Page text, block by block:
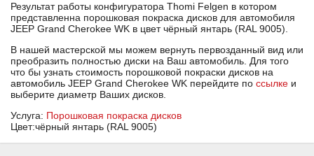
Результат работы конфигуратора Thomi Felgen в котором
представленна порошковая покраска дисков для автомобиля
JEEP Grand Cherokee WK в цвет чёрный янтарь (RAL 9005).
В нашей мастерской мы можем вернуть первозданный вид или
преобразить полностью диски на Ваш автомобиль. Для того
что бы узнать стоимость порошковой покраски дисков на
автомобиль JEEP Grand Cherokee WK перейдите по ссылке и
выберите диаметр Ваших дисков.
Услуга: Порошковая покраска дисков
Цвет:чёрный янтарь (RAL 9005)